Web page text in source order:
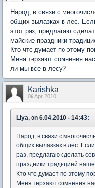
Народ, в связи с
общих вылазках в лес.
этот раз, предлагаю
майские праздники
Кто что думает по этому
Меня терзают сомнения
ли мы все в лесу?
Karishka
06 Apr 2010
Liya, on 6.04.2010 - 14:43:
Народ, в связи с
общих вылазках в лес.
раз, предлагаю сделать
праздники традицией
Кто что думает по этому
Меня терзают сомнения